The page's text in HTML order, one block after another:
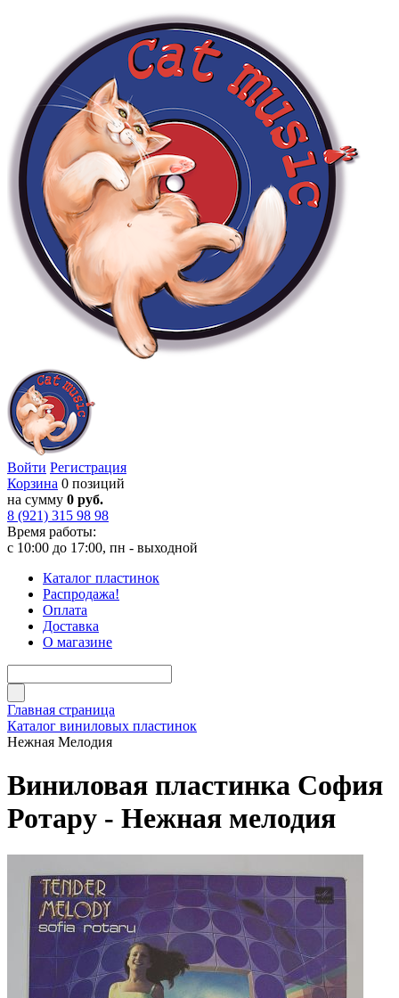
Войти Регистрация
Корзина 0 позиций
на сумму 0 руб.
8 (921) 315 98 98
Время работы:
с 10:00 до 17:00, пн - выходной
Каталог пластинок
Распродажа!
Оплата
Доставка
О магазине
Главная страница
Каталог виниловых пластинок
Нежная Мелодия
Виниловая пластинка София
Ротару - Нежная мелодия